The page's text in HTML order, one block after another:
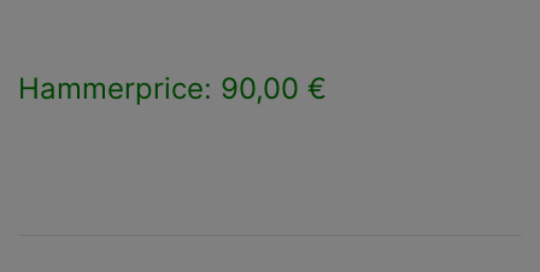
Hammerprice: 90,00 €